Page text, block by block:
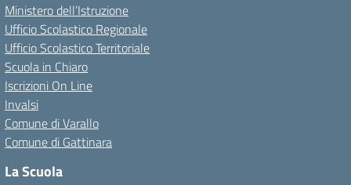
Ministero dell’Istruzione
Ufficio Scolastico Regionale
Ufficio Scolastico Territoriale
Scuola in Chiaro
Iscrizioni On Line
Invalsi
Comune di Varallo
Comune di Gattinara
La Scuola